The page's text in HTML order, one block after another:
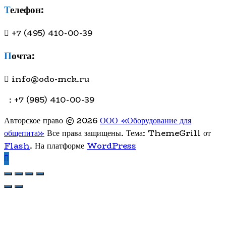
Телефон:
+7 (495) 410-00-39
Почта:
info@odo-mck.ru
: +7 (985) 410-00-39
Авторское право © 2026 ООО «Оборудование для
общепита» Все права защищены. Тема: ThemeGrill от
Flash. На платформе WordPress